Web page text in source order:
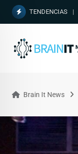
TENDENCIAS
Brain It News